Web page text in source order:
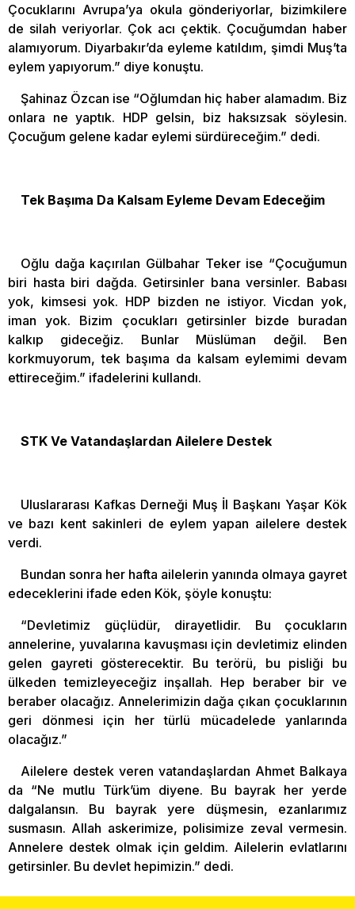
Çocuklarını Avrupa’ya okula gönderiyorlar, bizimkilere
de silah veriyorlar. Çok acı çektik. Çocuğumdan haber
alamıyorum. Diyarbakır’da eyleme katıldım, şimdi Muş’ta
eylem yapıyorum.” diye konuştu.
Şahinaz Özcan ise “Oğlumdan hiç haber alamadım. Biz
onlara ne yaptık. HDP gelsin, biz haksızsak söylesin.
Çocuğum gelene kadar eylemi sürdüreceğim.” dedi.
Tek Başıma Da Kalsam Eyleme Devam Edeceğim
Oğlu dağa kaçırılan Gülbahar Teker ise “Çocuğumun
biri hasta biri dağda. Getirsinler bana versinler. Babası
yok, kimsesi yok. HDP bizden ne istiyor. Vicdan yok,
iman yok. Bizim çocukları getirsinler bizde buradan
kalkıp gideceğiz. Bunlar Müslüman değil. Ben
korkmuyorum, tek başıma da kalsam eylemimi devam
ettireceğim.” ifadelerini kullandı.
STK Ve Vatandaşlardan Ailelere Destek
Uluslararası Kafkas Derneği Muş İl Başkanı Yaşar Kök
ve bazı kent sakinleri de eylem yapan ailelere destek
verdi.
Bundan sonra her hafta ailelerin yanında olmaya gayret
edeceklerini ifade eden Kök, şöyle konuştu:
“Devletimiz güçlüdür, dirayetlidir. Bu çocukların
annelerine, yuvalarına kavuşması için devletimiz elinden
gelen gayreti gösterecektir. Bu terörü, bu pisliği bu
ülkeden temizleyeceğiz inşallah. Hep beraber bir ve
beraber olacağız. Annelerimizin dağa çıkan çocuklarının
geri dönmesi için her türlü mücadelede yanlarında
olacağız.”
Ailelere destek veren vatandaşlardan Ahmet Balkaya
da “Ne mutlu Türk’üm diyene. Bu bayrak her yerde
dalgalansın. Bu bayrak yere düşmesin, ezanlarımız
susmasın. Allah askerimize, polisimize zeval vermesin.
Annelere destek olmak için geldim. Ailelerin evlatlarını
getirsinler. Bu devlet hepimizin.” dedi.